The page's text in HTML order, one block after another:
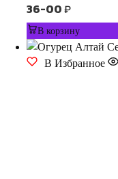
36-00₽
В корзину
В Избранное